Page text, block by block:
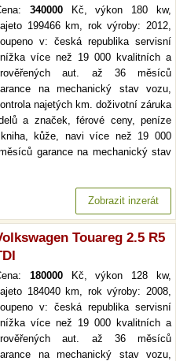
340000Kč, výkon 180 kw,
199466 km, rok výroby: 2012,
v: česká republika servisní
více než 19 000 kvalitních a
aut. až 36 měsíců
na mechanický stav vozu,
najetých km. doživotní záruka
a značek, férové ceny, peníze
kůže, navi více než 19 000
garance na mechanický stav
Zobrazit inzerát
Touareg 2.5 R5
180000Kč, výkon 128 kw,
184040 km, rok výroby: 2008,
v: česká republika servisní
více než 19 000 kvalitních a
aut. až 36 měsíců
na mechanický stav vozu,